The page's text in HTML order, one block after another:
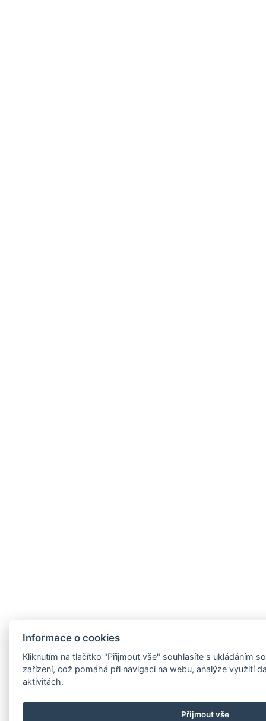
Informace o cookies
Kliknutím na tlačítko "Přijmout vše" souhlasíte s ukládáním
zařízení, což pomáhá při navigaci na webu, analýze využití
aktivitách.
Přijmout vše